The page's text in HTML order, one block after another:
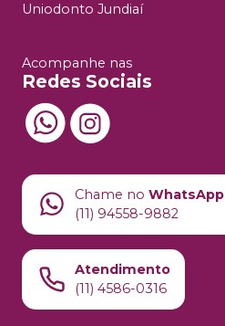
Uniodonto Jundiaí
Acompanhe nas
Redes Sociais
Chame no WhatsApp
(11) 94558-9882
Atendimento
(11) 4586-0316